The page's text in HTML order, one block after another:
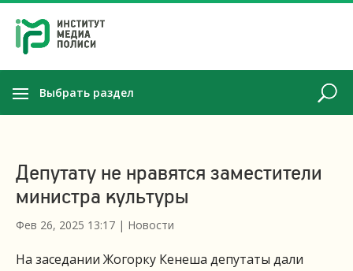
Выбрать раздел
Депутату не нравятся заместители
министра культуры
Фев 26, 2025 13:17 | Новости
На заседании Жогорку Кенеша депутаты дали